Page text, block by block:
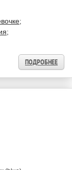
ПОДРОБНЕЕ